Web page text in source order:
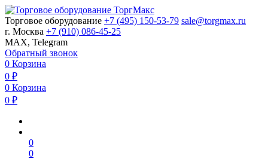
Торговое оборудование +7 (495) 150-53-79 sale@torgmax.ru
г. Москва +7 (910) 086-45-25
MAX, Telegram
Обратный звонок
0 Корзина
0 ₽
0 Корзина
0 ₽
0
0